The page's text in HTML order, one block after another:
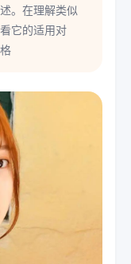
。在理解类似
它的适用对